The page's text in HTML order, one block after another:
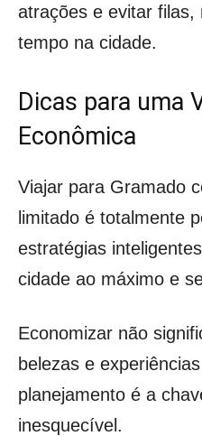
atrações e evitar filas,
tempo na cidade.
Dicas para uma
Econômica
Viajar para Gramado
limitado é totalmente
estratégias
cidade ao máximo e
Economizar não
belezas e
planejamento é a
inesquecível.